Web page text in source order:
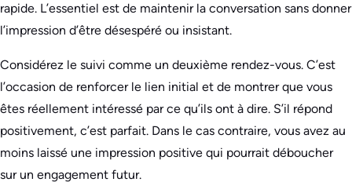
rapide. L’essentiel est de maintenir la conversation sans donner
l’impression d’être désespéré ou insistant.
Considérez le suivi comme un deuxième rendez-vous. C’est
l’occasion de renforcer le lien initial et de montrer que vous
êtes réellement intéressé par ce qu’ils ont à dire. S’il répond
positivement, c’est parfait. Dans le cas contraire, vous avez au
moins laissé une impression positive qui pourrait déboucher
sur un engagement futur.